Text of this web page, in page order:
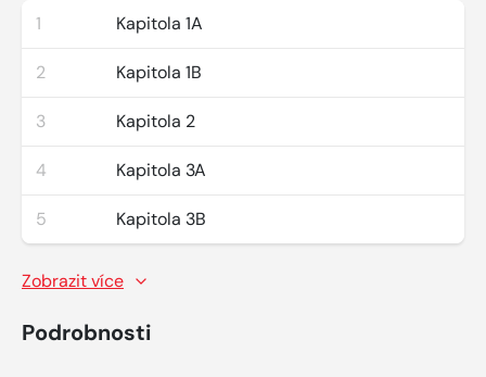
1 Kapitola 1A
2 Kapitola 1B
3 Kapitola 2
4 Kapitola 3A
5 Kapitola 3B
Zobrazit více
Podrobnosti